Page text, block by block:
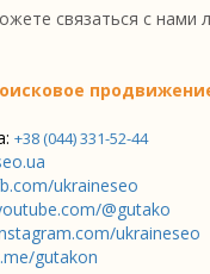
связаться с нами
+38 (044) 331-52-44
ukraineseo
@gutako
ukraineseo
gutakon